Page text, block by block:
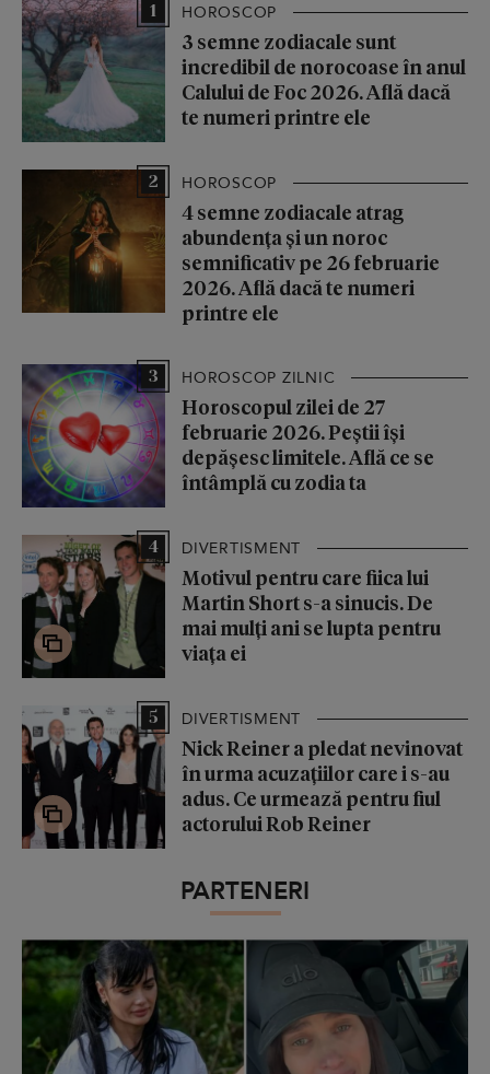
1 HOROSCOP
3 semne zodiacale sunt
incredibil de norocoase în anul
Calului de Foc 2026. Află dacă
te numeri printre ele
2 HOROSCOP
4 semne zodiacale atrag
abundența și un noroc
semnificativ pe 26 februarie
2026. Află dacă te numeri
printre ele
3 HOROSCOP ZILNIC
Horoscopul zilei de 27
februarie 2026. Peștii își
depășesc limitele. Află ce se
întâmplă cu zodia ta
4 DIVERTISMENT
Motivul pentru care fiica lui
Martin Short s-a sinucis. De
mai mulți ani se lupta pentru
viața ei
5 DIVERTISMENT
Nick Reiner a pledat nevinovat
în urma acuzațiilor care i s-au
adus. Ce urmează pentru fiul
actorului Rob Reiner
PARTENERI